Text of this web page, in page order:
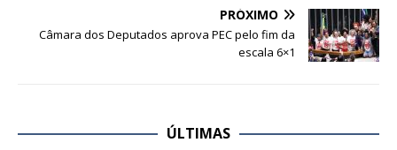
PRÓXIMO
Câmara dos Deputados aprova PEC pelo fim da
escala 6×1
ÚLTIMAS